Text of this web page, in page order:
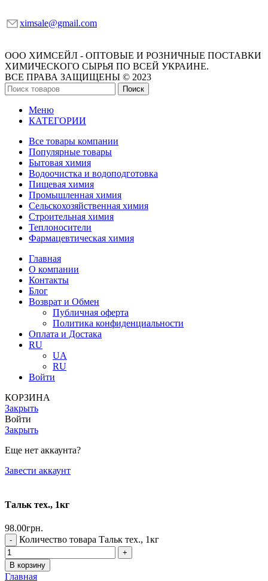
ximsale@gmail.com
ООО ХИМСЕЙЛ - ОПТОВЫЕ И РОЗНИЧНЫЕ ПОСТАВКИ
ХИМИЧЕСКОГО СЫРЬЯ ПО ВСЕЙ УКРАИНЕ.
ВСЕ ПРАВА ЗАЩИЩЕНЫ © 2023
Поиск
Меню
КАТЕГОРИИ
Все товары компании
Популярные товары
Бытовая химия
Водоочистка и водоподготовка
Пищевая химия
Промышленная химия
Сельскохозяйственная химия
Строительная химия
Теплоносители
Фармацевтическая химия
Главная
О компании
Контакты
Блог
Возврат и Обмен
Публичная оферта
Политика конфиденциальности
Оплата и Достака
RU
UA
RU
Войти
КОРЗИНА
Закрыть
Войти
Закрыть
Еще нет аккаунта?
Завести аккаунт
Тальк тех., 1кг
98.00грн.
Количество товара Тальк тех., 1кг
В корзину
Главная